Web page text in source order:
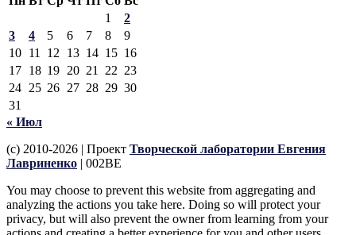
1
2
3
4 5 6 7 8
9
10 11 12 13 14 15 16
17 18 19 20 21 22 23
24 25 26 27 28 29 30
31
« Июл
(c) 2010-2026 | Проект Творческой лаборатории Евгения
Лавриненко | 002BE
You may choose to prevent this website from aggregating and
analyzing the actions you take here. Doing so will protect your
privacy, but will also prevent the owner from learning from your